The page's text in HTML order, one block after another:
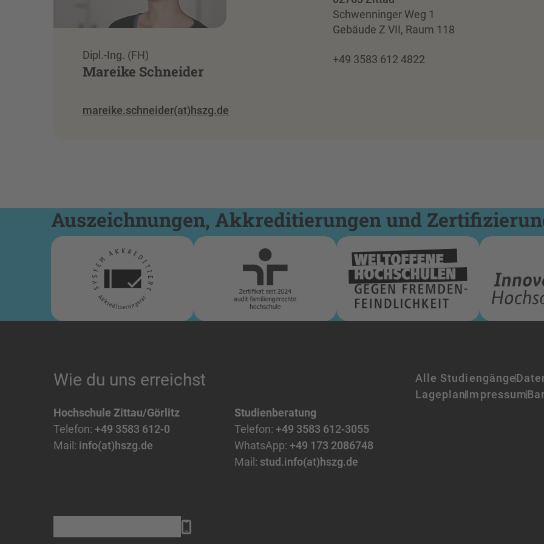
Dipl.-Ing. (FH)
Mareike Schneider
mareike.schneider(at)hszg.de
Schwenninger Weg 1
Gebäude Z VII, Raum 118
+49 3583 612 4822
Auszeichnungen, Akkreditierungen und
Wie du uns erreichst
Hochschule Zittau/Görlitz
Telefon: +49 3583 612-0
Mail: info(at)hszg.de
Studienberatung
Telefon: +49 3583 612-3055
WhatsApp: +49 173 2086748
Mail: stud.info(at)hszg.de
Alle Studiengänge
LageplanImpressum